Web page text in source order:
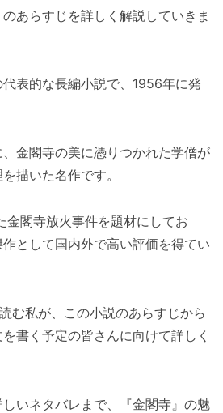
あらすじを詳しく解説していきま
表的な長編小説で、1956年に発
金閣寺の美に憑りつかれた学僧が
描いた名作です。
金閣寺放火事件を題材にしてお
として国内外で高い評価を得てい
む私が、この小説のあらすじから
書く予定の皆さんに向けて詳しく
いネタバレまで、『金閣寺』の魅